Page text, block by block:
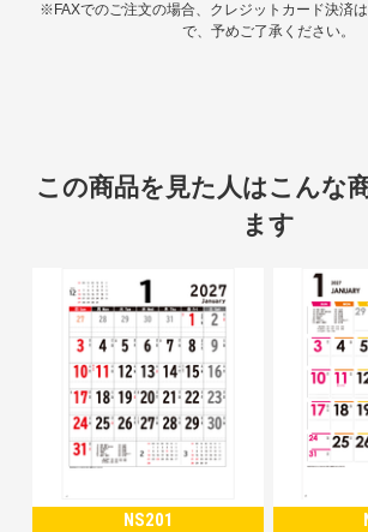
※FAXでのご注文の場合、クレジットカード決済
で、予めご了承ください。
この商品を見た人はこんな
ます
NS201